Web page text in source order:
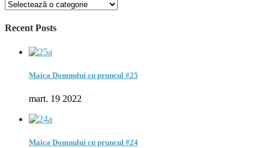
Recent Posts
Maica Domnului cu pruncul #25
mart. 19 2022
Maica Domnului cu pruncul #24